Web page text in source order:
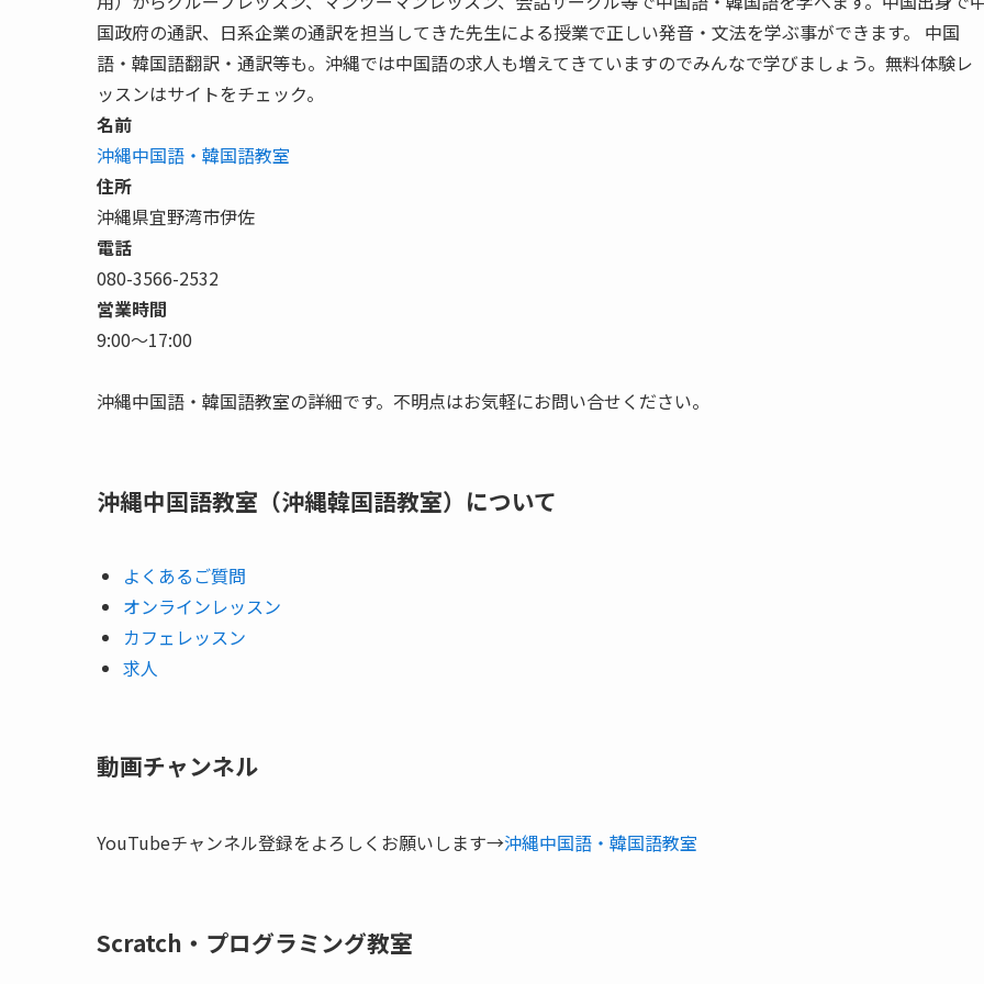
国政府の通訳、日系企業の通訳を担当してきた先生による授業で正しい発音・文法を学ぶ事ができます。 中国
語・韓国語翻訳・通訳等も。沖縄では中国語の求人も増えてきていますのでみんなで学びましょう。無料体験レ
ッスンはサイトをチェック。
名前
沖縄中国語・韓国語教室
住所
沖縄県宜野湾市伊佐
電話
080-3566-2532
営業時間
9:00〜17:00
沖縄中国語・韓国語教室の詳細です。不明点はお気軽にお問い合せください。
沖縄中国語教室（沖縄韓国語教室）について
よくあるご質問
オンラインレッスン
カフェレッスン
求人
動画チャンネル
YouTubeチャンネル登録をよろしくお願いします→沖縄中国語・韓国語教室
Scratch・プログラミング教室